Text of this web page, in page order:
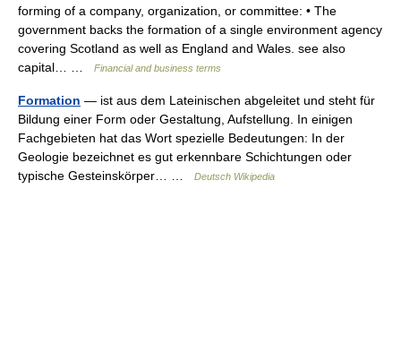
forming of a company, organization, or committee: • The
government backs the formation of a single environment agency
covering Scotland as well as England and Wales. see also
capital… …
Financial and business terms
Formation — ist aus dem Lateinischen abgeleitet und steht für
Bildung einer Form oder Gestaltung, Aufstellung. In einigen
Fachgebieten hat das Wort spezielle Bedeutungen: In der
Geologie bezeichnet es gut erkennbare Schichtungen oder
typische Gesteinskörper… …
Deutsch Wikipedia